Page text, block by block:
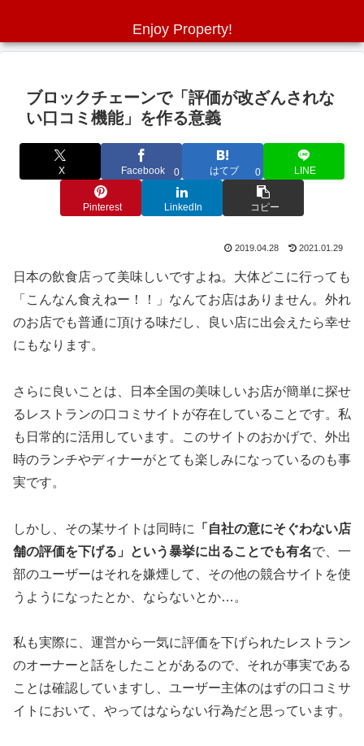
Enjoy Property!
ブロックチェーンで「評価が改ざんされな
い口コミ機能」を作る意義
X Facebook 0 はてブ 0 LINE
Pinterest LinkedIn コピー
2019.04.28 2021.01.29
日本の飲食店って美味しいですよね。大体どこに行っても
「こんなん食えねー！！」なんてお店はありません。外れ
のお店でも普通に頂ける味だし、良い店に出会えたら幸せ
にもなります。
さらに良いことは、日本全国の美味しいお店が簡単に探せ
るレストランの口コミサイトが存在していることです。私
も日常的に活用しています。このサイトのおかげで、外出
時のランチやディナーがとても楽しみになっているのも事
実です。
しかし、その某サイトは同時に
「自社の意にそぐわない店
舗の評価を下げる」という暴挙に出ることでも有名で、一
部のユーザーはそれを嫌煙して、その他の競合サイトを使
うようになったとか、ならないとか…。
私も実際に、運営から一気に評価を下げられたレストラン
のオーナーと話をしたことがあるので、それが事実である
ことは確認していますし、ユーザー主体のはずの口コミサ
イトにおいて、やってはならない行為だと思っています。